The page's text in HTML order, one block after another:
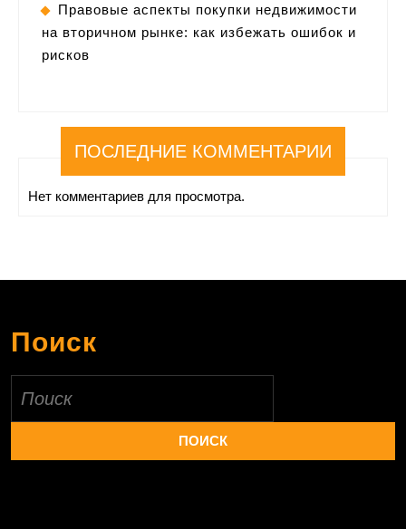
Правовые аспекты покупки недвижимости
на вторичном рынке: как избежать ошибок и
рисков
ПОСЛЕДНИЕ КОММЕНТАРИИ
Нет комментариев для просмотра.
Поиск